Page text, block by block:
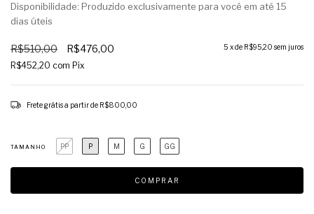
Disponibilidade: Produzido exclusivamente para você em até 15
dias úteis
R$510,00 R$476,00 5 x de R$95,20 sem juros
R$452,20 com Pix
Frete grátisa partir de R$800,00
TAMANHO PP P M G GG